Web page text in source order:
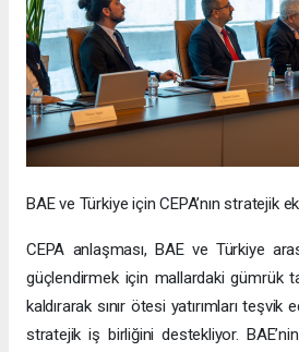
BAE ve Türkiye için CEPA’nın stratejik
CEPA anlaşması, BAE ve Türkiye
güçlendirmek için mallardaki gümrük
kaldırarak sınır ötesi yatırımları
stratejik iş birliğini destekliyor.